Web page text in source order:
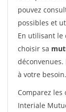
pouvez
possibles et
En utilisant le
choisir sa
à votre besoin.
Comparez
Interiale